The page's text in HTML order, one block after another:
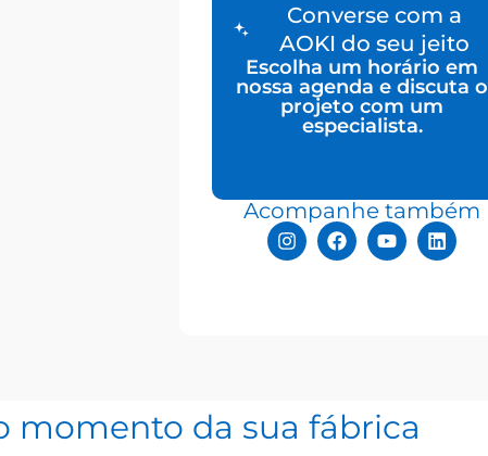
Converse com a
AOKI do seu jeito
Escolha um horário em
nossa agenda e discuta o
projeto com um
especialista.
Acompanhe também
momento da sua fábrica